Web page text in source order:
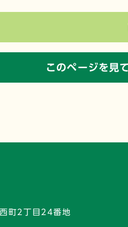
このページを見
町2丁目24番地